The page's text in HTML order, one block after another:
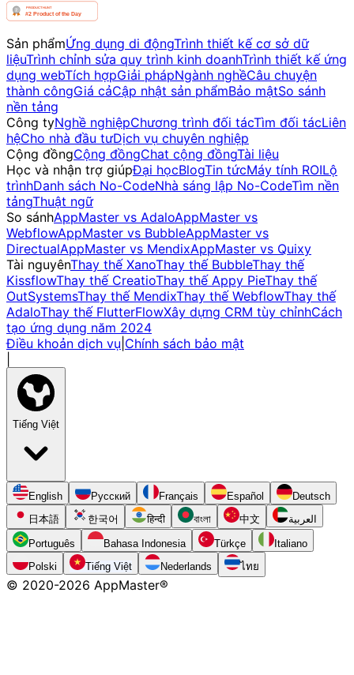
Sản phẩmỨng dụng di độngTrình thiết kế cơ sở dữ
liệuTrình chỉnh sửa quy trình kinh doanhTrình thiết kế ứng
dụng webTích hợpGiải phápNgành nghềCâu chuyện
thành côngGiá cảCập nhật sản phẩmBảo mậtSo sánh
nền tảng
Công tyNghề nghiệpChương trình đối tácTìm đối tácLiên
hệCho nhà đầu tưDịch vụ chuyên nghiệp
Cộng đồngCộng đồngChat cộng đồngTài liệu
Học và nhận trợ giúpĐại họcBlogTin tứcMáy tính ROILộ
trìnhDanh sách No-CodeNhà sáng lập No-CodeTìm nền
tảngThuật ngữ
So sánhAppMaster vs AdaloAppMaster vs
WebflowAppMaster vs BubbleAppMaster vs
DirectualAppMaster vs MendixAppMaster vs Quixy
Tài nguyênThay thế XanoThay thế BubbleThay thế
KissflowThay thế CreatioThay thế Appy PieThay thế
OutSystemsThay thế MendixThay thế WebflowThay thế
AdaloThay thế FlutterFlowXây dựng CRM tùy chỉnhCách
tạo ứng dụng năm 2024
Điều khoản dịch vụ Chính sách bảo mật
Tiếng Việt
English Русский Français Español
Deutsch
日本語
한국어 हिन्दी বাংলা 中文 العربية
Português Bahasa Indonesia Türkçe
Italiano
Polski
Tiếng Việt Nederlands ไทย
© 2020-2026 AppMaster®